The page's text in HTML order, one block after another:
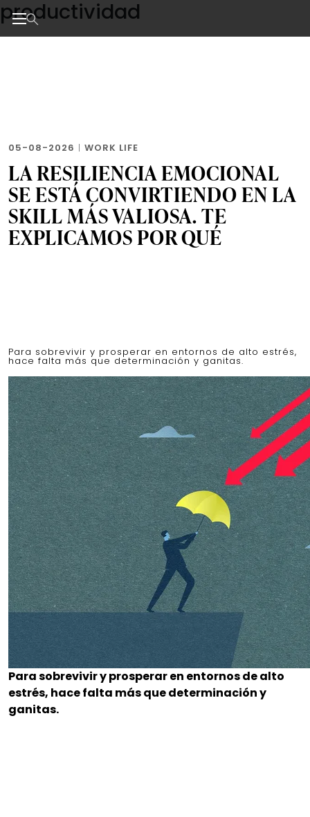
Skip
to
the
productividad
05-08-2026 | WORK LIFE
LA RESILIENCIA EMOCIONAL
SE ESTÁ CONVIRTIENDO EN LA
SKILL MÁS VALIOSA. TE
EXPLICAMOS POR QUÉ
Para sobrevivir y prosperar en entornos de alto estrés,
hace falta más que determinación y ganitas.
Para sobrevivir y prosperar en entornos de alto
estrés, hace falta más que determinación y
ganitas.